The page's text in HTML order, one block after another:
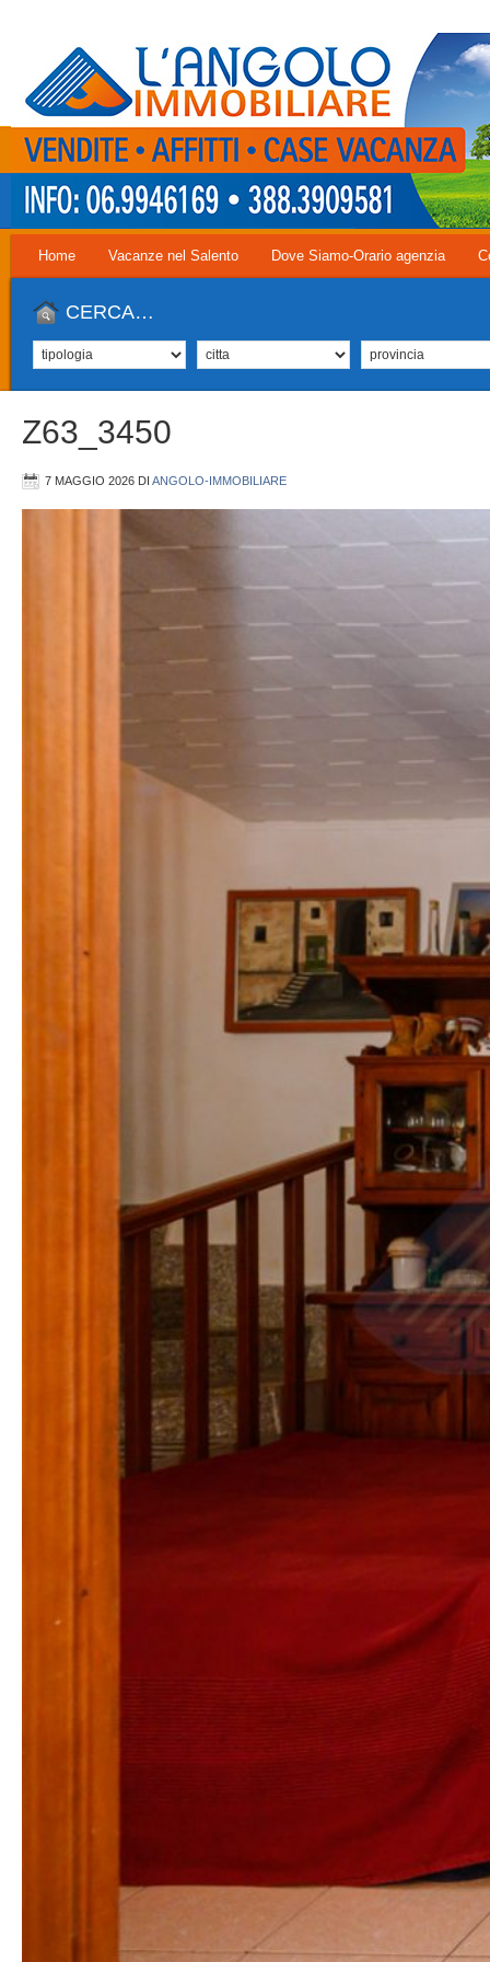
Home Vacanze nel Salento Dove Siamo-Orario agenzia
CERCA…
Z63_3450
7 MAGGIO 2026 DI ANGOLO-IMMOBILIARE